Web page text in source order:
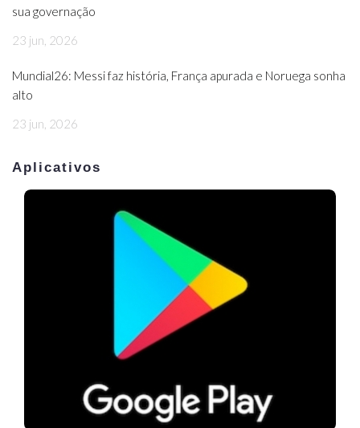
sua governação
23 jun, 2026
Mundial26: Messi faz história, França apurada e Noruega sonha
alto
23 jun, 2026
Aplicativos